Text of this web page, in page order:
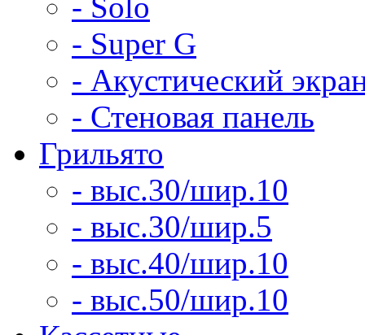
- Super G
- Акустический
- Стеновая панель
Грильято
- выс.30/шир.10
- выс.30/шир.5
- выс.40/шир.10
- выс.50/шир.10